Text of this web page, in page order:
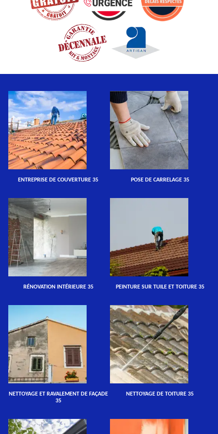
ENTREPRISE DE COUVERTURE 35 POSE DE CARRELAGE 35
RÉNOVATION INTÉRIEURE 35 PEINTURE SUR TUILE ET TOITURE 35
NETTOYAGE ET RAVALEMENT DE FAÇADE
35
NETTOYAGE DE TOITURE 35